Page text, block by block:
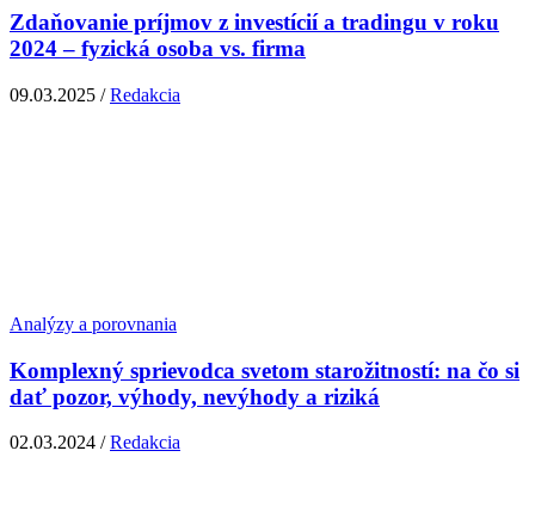
Zdaňovanie príjmov z investícií a tradingu v roku
2024 – fyzická osoba vs. firma
09.03.2025 /Redakcia
Analýzy a porovnania
Komplexný sprievodca svetom starožitností: na čo si
dať pozor, výhody, nevýhody a riziká
02.03.2024 /Redakcia